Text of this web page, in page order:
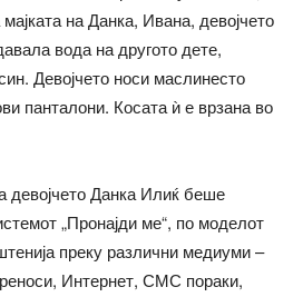
на Данка, Ивана, девојчето
вода на другото дете,
Девојчето носи маслинесто
панталони. Косата ѝ е врзана во
девојчето Данка Илиќ беше
„Пронајди ме“, по моделот
преку различни медиуми –
Интернет, СМС пораки,